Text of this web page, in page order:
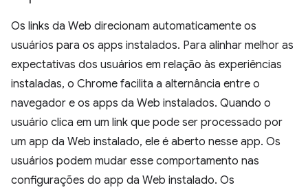
Os links da Web direcionam automaticamente os
usuários para os apps instalados. Para alinhar melhor as
expectativas dos usuários em relação às experiências
instaladas, o Chrome facilita a alternância entre o
navegador e os apps da Web instalados. Quando o
usuário clica em um link que pode ser processado por
um app da Web instalado, ele é aberto nesse app. Os
usuários podem mudar esse comportamento nas
configurações do app da Web instalado. Os